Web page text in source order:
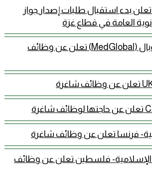
تعلن بدء استقبال طلبات إصدار جواز
العامة في قطاع غزة
منظمة ميدجلوبال (MedGlobal) تعلن عن وظائف
فرنسا تعلن عن وظائف شاغرة
الإسلامية- فلسطين تعلن عن وظائف